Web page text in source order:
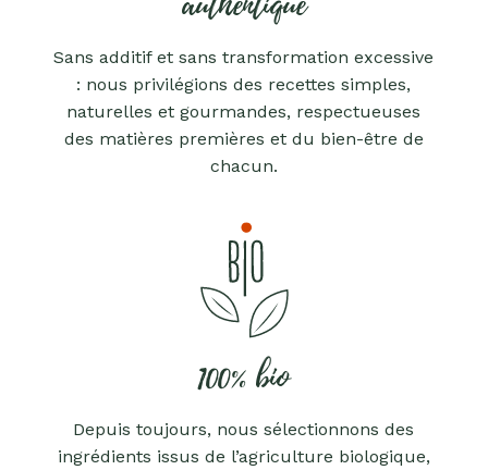
Sans additif et sans transformation excessive
: nous privilégions des recettes simples,
naturelles et gourmandes, respectueuses
des matières premières et du bien-être de
chacun.
100% bio
Depuis toujours, nous sélectionnons des
ingrédients issus de l’agriculture biologique,